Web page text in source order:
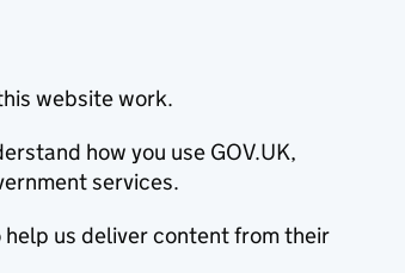
website work.
how you use GOV.UK,
services.
us deliver content from their